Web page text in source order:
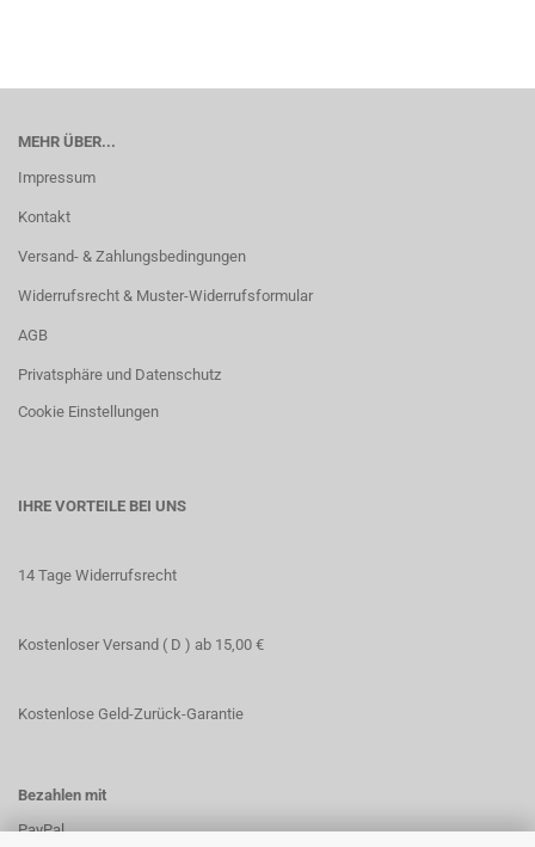
MEHR ÜBER...
Impressum
Kontakt
Versand- & Zahlungsbedingungen
Widerrufsrecht & Muster-Widerrufsformular
AGB
Privatsphäre und Datenschutz
Cookie Einstellungen
IHRE VORTEILE BEI UNS
14 Tage Widerrufsrecht
Kostenloser Versand ( D ) ab 15,00 €
Kostenlose Geld-Zurück-Garantie
Bezahlen mit
PayPal